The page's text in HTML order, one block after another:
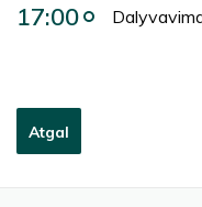
17:00
Atgal